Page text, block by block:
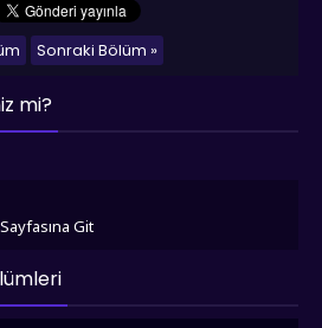
Sonraki Bölüm »
mi?
Git